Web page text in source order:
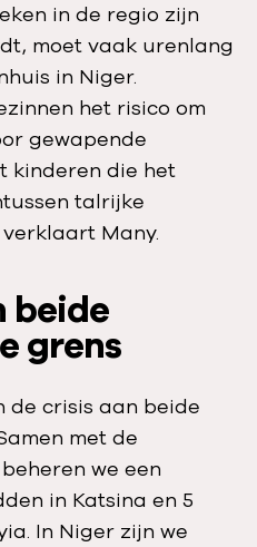
in de regio zijn
moet vaak urenlang
in Niger.
het risico om
gewapende
kinderen die het
talrijke
Many.
beide
grens
de crisis aan beide
met de
we een
in Katsina en 5
In Niger zijn we